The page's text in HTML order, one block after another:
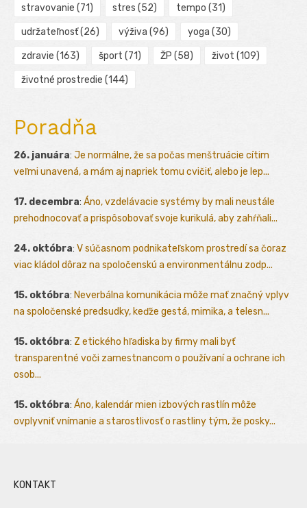
stravovanie (71) stres (52) tempo (31)
udržateľnosť(26) výživa (96) yoga (30)
zdravie (163) šport (71) ŽP (58) život (109)
životné prostredie (144)
Poradňa
26. januára: Je normálne, že sa počas menštruácie cítim
veľmi unavená, a mám aj napriek tomu cvičiť, alebo je lep...
17. decembra: Áno, vzdelávacie systémy by mali neustále
prehodnocovať a prispôsobovať svoje kurikulá, aby zahŕňali...
24. októbra: V súčasnom podnikateľskom prostredí sa čoraz
viac kládol dôraz na spoločenskú a environmentálnu zodp...
15. októbra: Neverbálna komunikácia môže mať značný vplyv
na spoločenské predsudky, keďže gestá, mimika, a telesn...
15. októbra: Z etického hľadiska by firmy mali byť
transparentné voči zamestnancom o používaní a ochrane ich
osob...
15. októbra: Áno, kalendár mien izbových rastlín môže
ovplyvniť vnímanie a starostlivosť o rastliny tým, že posky...
KONTAKT